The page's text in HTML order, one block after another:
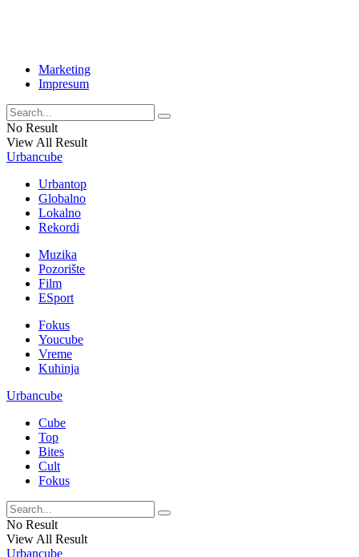
Marketing
Impresum
No Result
View All Result
Urbancube
Urbantop
Globalno
Lokalno
Rekordi
Muzika
Pozorište
Film
ESport
Fokus
Youcube
Vreme
Kuhinja
Urbancube
Cube
Top
Bites
Cult
Fokus
No Result
View All Result
Urbancube